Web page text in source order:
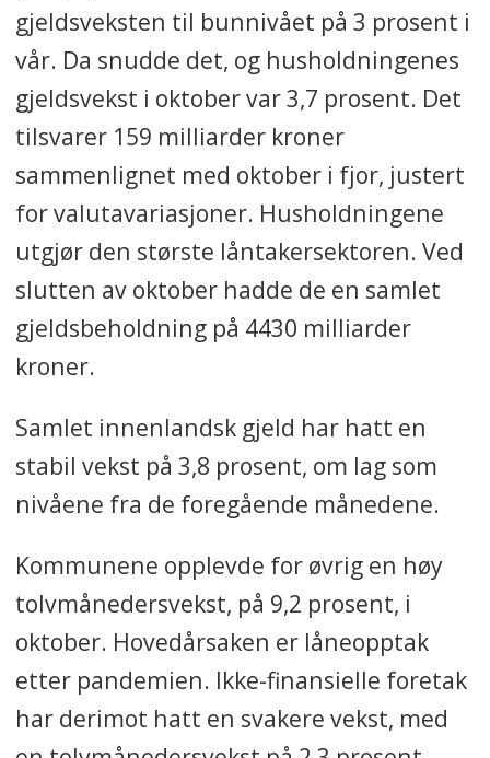
gjeldsveksten til bunnivået på 3 prosent i
vår. Da snudde det, og husholdningenes
gjeldsvekst i oktober var 3,7 prosent. Det
tilsvarer 159 milliarder kroner
sammenlignet med oktober i fjor, justert
for valutavariasjoner. Husholdningene
utgjør den største låntakersektoren. Ved
slutten av oktober hadde de en samlet
gjeldsbeholdning på 4430 milliarder
kroner.
Samlet innenlandsk gjeld har hatt en
stabil vekst på 3,8 prosent, om lag som
nivåene fra de foregående månedene.
Kommunene opplevde for øvrig en høy
tolvmånedersvekst, på 9,2 prosent, i
oktober. Hovedårsaken er låneopptak
etter pandemien. Ikke-finansielle foretak
har derimot hatt en svakere vekst, med